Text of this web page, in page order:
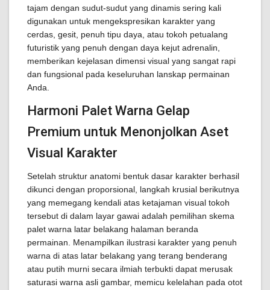
tajam dengan sudut-sudut yang dinamis sering kali
digunakan untuk mengekspresikan karakter yang
cerdas, gesit, penuh tipu daya, atau tokoh petualang
futuristik yang penuh dengan daya kejut adrenalin,
memberikan kejelasan dimensi visual yang sangat rapi
dan fungsional pada keseluruhan lanskap permainan
Anda.
Harmoni Palet Warna Gelap
Premium untuk Menonjolkan Aset
Visual Karakter
Setelah struktur anatomi bentuk dasar karakter berhasil
dikunci dengan proporsional, langkah krusial berikutnya
yang memegang kendali atas ketajaman visual tokoh
tersebut di dalam layar gawai adalah pemilihan skema
palet warna latar belakang halaman beranda
permainan. Menampilkan ilustrasi karakter yang penuh
warna di atas latar belakang yang terang benderang
atau putih murni secara ilmiah terbukti dapat merusak
saturasi warna asli gambar, memicu kelelahan pada otot